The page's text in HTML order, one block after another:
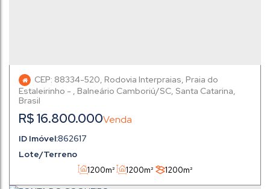
Lote/Terreno
R$16.800.000
862617
CEP: 88334-520, Rodovia Interpraias, Praia do
Estaleirinho
, Balneário Camboriú , Santa Catarina,
Brasil
1200m² 1200m² 1200m²